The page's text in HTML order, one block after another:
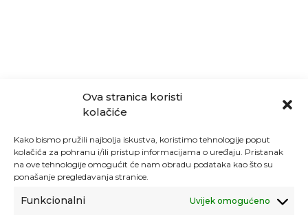
Ova stranica koristi
kolačiće
Kako bismo pružili najbolja iskustva, koristimo tehnologije poput
kolačića za pohranu i/ili pristup informacijama o uređaju. Pristanak
na ove tehnologije omogućit će nam obradu podataka kao što su
ponašanje pregledavanja stranice.
Funkcionalni Uvijek omogućeno